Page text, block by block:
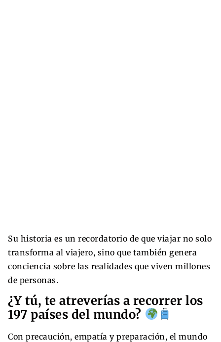
Su historia es un recordatorio de que viajar no solo
transforma al viajero, sino que también genera
conciencia sobre las realidades que viven millones
de personas.
¿Y tú, te atreverías a recorrer los
197 países del mundo?
Con precaución, empatía y preparación, el mundo